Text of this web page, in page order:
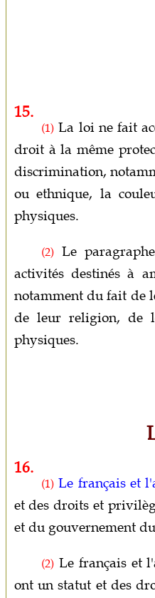
15.
(1) La loi ne fait
droit à la même
discrimination,
ou ethnique, la
physiques.
(2) Le paragraphe
activités destinés à
notamment du fait de
de leur religion, de
physiques.
16.
(1) Le français et
et des droits et
et du gouvernement
(2) Le français et
ont un statut et des